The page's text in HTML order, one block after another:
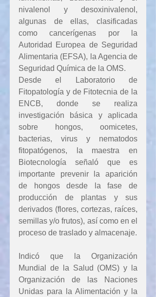
nivalenol y desoxinivalenol,
algunas de ellas, clasificadas
como cancerígenas por la
Autoridad Europea de Seguridad
Alimentaria (EFSA), la Agencia de
Seguridad Química de la OMS.
Desde el Laboratorio de
Fitopatología y de Fitotecnia de la
ENCB, donde se realiza
investigación básica y aplicada
sobre hongos, oomicetes,
bacterias, virus y nematodos
fitopatógenos, la maestra en
Biotecnología señaló que es
importante prevenir la aparición
de hongos desde la fase de
producción de plantas y sus
derivados (flores, cortezas, raíces,
semillas y/o frutos), así como en el
proceso de traslado y almacenaje.
Indicó que la Organización
Mundial de la Salud (OMS) y la
Organización de las Naciones
Unidas para la Alimentación y la